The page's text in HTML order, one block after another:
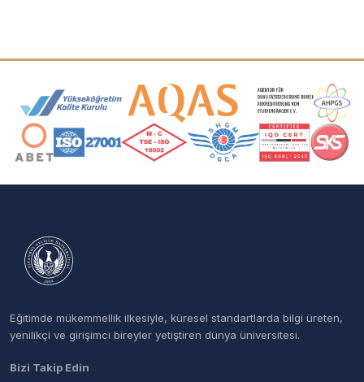
Akreditasyon ve Üyelik Logoları
Eğitimde mükemmellik ilkesiyle, küresel standartlarda bilgi üreten,
yenilikçi ve girişimci bireyler yetiştiren dünya üniversitesi.
Bizi Takip Edin